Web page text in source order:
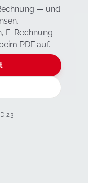
— und
E-Rechnung
PDF auf.
2.3